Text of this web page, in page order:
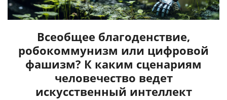
Всеобщее благоденствие,
робокоммунизм или цифровой
фашизм? К каким сценариям
человечество ведет
искусственный интеллект